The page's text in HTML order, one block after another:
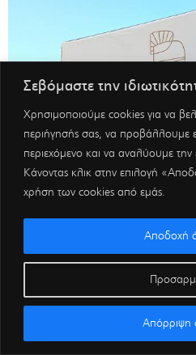
Σεβόμαστε την
Χρησιμοποιούμε cookies για να
περιήγησής σας, να προβάλλουμε
περιεχόμενο και να αναλύουμε την
Κάνοντας κλικ στην επιλογή
χρήση των cookies από εμάς.
Απόρριψη
Αποδοχή